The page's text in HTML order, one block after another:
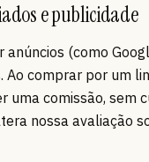
e publicidade
anúncios (como
Ao comprar por um
uma comissão, sem
nossa avaliação